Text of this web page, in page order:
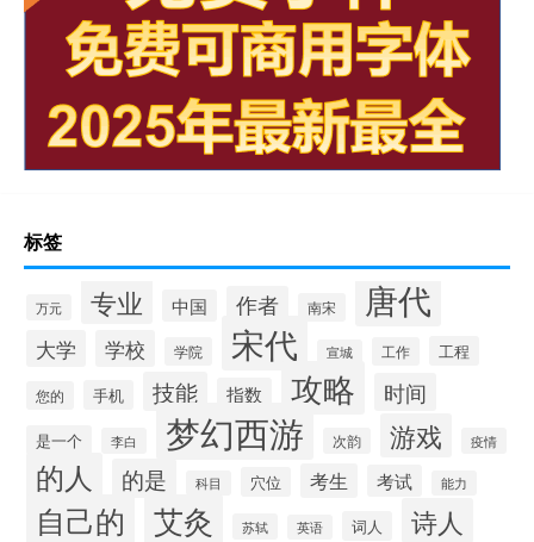
标签
万元 专业 中国 作者 南宋 唐代
大学 学校 学院 宋代 宣城 工作 工程
您的 手机 技能 指数 攻略 时间
是一个 李白 梦幻西游 次韵 游戏 疫情
的人 的是 科目 穴位 考生 考试 能力
自己的 艾灸 苏轼 英语 词人 诗人